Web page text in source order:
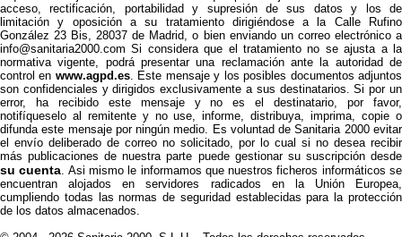
acceso, rectificación, portabilidad y supresión de sus datos y los de
limitación y oposición a su tratamiento dirigiéndose a la Calle Rufino
González 23 Bis, 28037 de Madrid, o bien enviando un correo electrónico a
info@sanitaria2000.com Si considera que el tratamiento no se ajusta a la
normativa vigente, podrá presentar una reclamación ante la autoridad de
control en www.agpd.es. Este mensaje y los posibles documentos adjuntos
son confidenciales y dirigidos exclusivamente a sus destinatarios. Si por un
error, ha recibido este mensaje y no es el destinatario, por favor,
notifíqueselo al remitente y no use, informe, distribuya, imprima, copie o
difunda este mensaje por ningún medio. Es voluntad de Sanitaria 2000 evitar
el envío deliberado de correo no solicitado, por lo cual si no desea recibir
más publicaciones de nuestra parte puede gestionar su suscripción desde
su cuenta . Asi mismo le informamos que nuestros ficheros informáticos se
encuentran alojados en servidores radicados en la Unión Europea,
cumpliendo todas las normas de seguridad establecidas para la protección
de los datos almacenados.